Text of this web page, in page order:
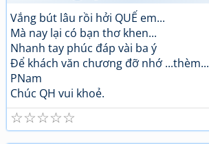
Vắng bút lâu rồi hởi QUẾ em...
Mà nay lại có bạn thơ khen...
Nhanh tay phúc đáp vài ba ý
Để khách văn chương đỡ nhớ ...thèm...
PNam
Chúc QH vui khoẻ.
☆
☆
☆
☆
☆